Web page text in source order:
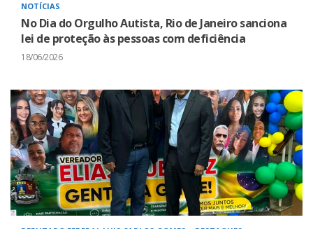
NOTÍCIAS
No Dia do Orgulho Autista, Rio de Janeiro sanciona
lei de proteção às pessoas com deficiência
18/06/2026